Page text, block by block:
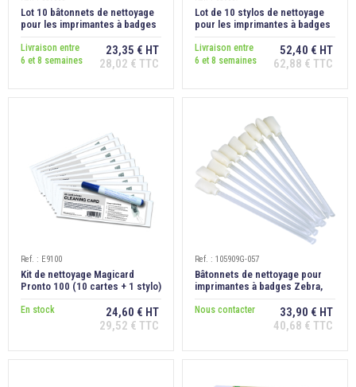
Lot 10 bâtonnets de nettoyage
pour les imprimantes à badges
Livraison entre
6 et 8 semaines
23,35 € HT
28,02 € TTC
Lot de 10 stylos de nettoyage
pour les imprimantes à badges
Livraison entre
6 et 8 semaines
52,40 € HT
62,88 € TTC
Ref. : E9100
Kit de nettoyage Magicard
Pronto 100 (10 cartes + 1 stylo)
En stock
24,60 € HT
29,52 € TTC
Ref. : 105909G-057
Bâtonnets de nettoyage pour
imprimantes à badges Zebra,
Nous contacter
33,90 € HT
40,68 € TTC